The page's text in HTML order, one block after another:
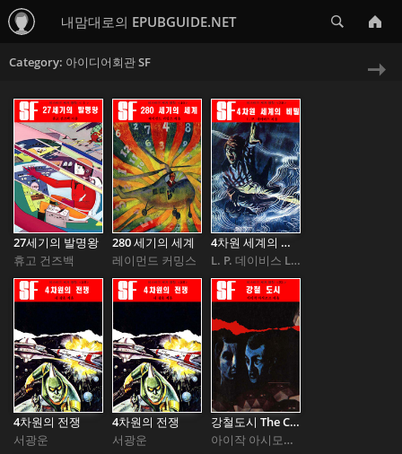
내맘대로의 EPUBGUIDE.NET
Category: 아이디어회관 SF
27세기의 발명왕
휴고 건즈백
280 세기의 세계
레이먼드 커밍스
4차원 세계의 비밀 Dimension A
L. P. 데이비스 L. P. Davis
4차원의 전쟁
서광운
4차원의 전쟁
서광운
강철도시 The Caves of Steel
아이작 아시모프 Issac Asimov